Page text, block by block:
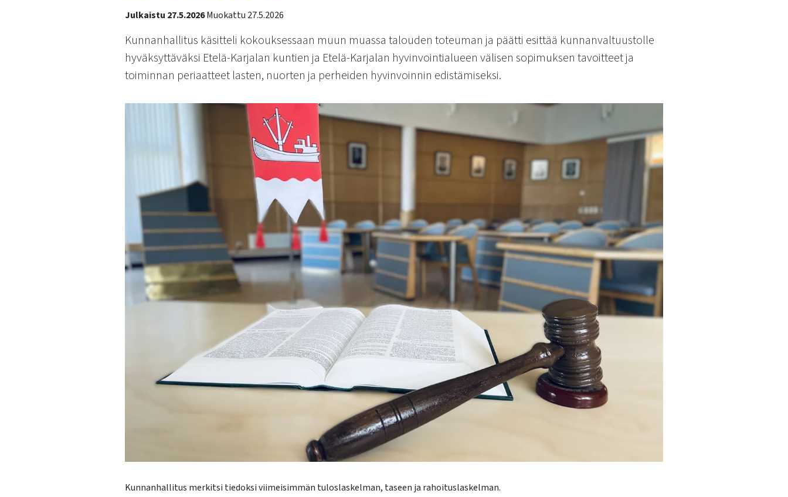
käyttäjät
käyttää
kosketus-
ja
Julkaistu 27.5.2026Muokattu 27.5.2026
Kunnanhallitus käsitteli kokouksessaan muun muassa talouden toteuman ja päätti esittää kunnanvaltuustolle
hyväksyttäväksi Etelä-Karjalan kuntien ja Etelä-Karjalan hyvinvointialueen välisen sopimuksen tavoitteet ja
toiminnan periaatteet lasten, nuorten ja perheiden hyvinvoinnin edistämiseksi.
Kunnanhallitus merkitsi tiedoksi viimeisimmän tuloslaskelman, taseen ja rahoituslaskelman.